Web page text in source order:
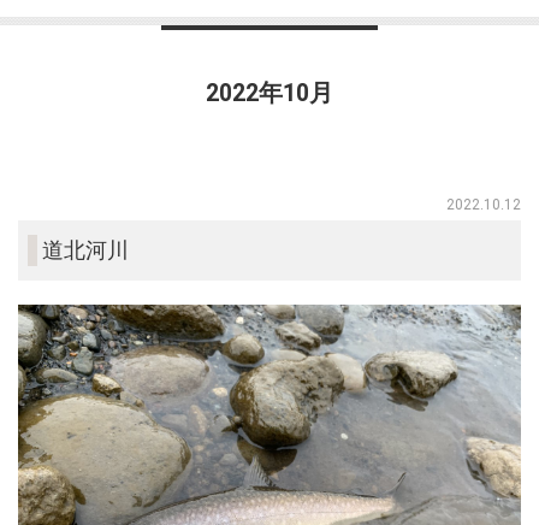
2022年10月
2022.10.12
道北河川